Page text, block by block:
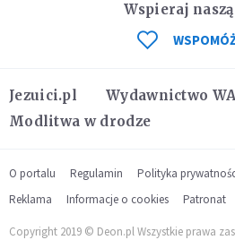
Jezuici.pl Wydawnictwo
Modlitwa w drodze
Wspieraj
O portalu Regulamin Polityka
Reklama
Informacje o cookies Patronat
Copyright 2019 © Deon.pl Wszystkie prawa